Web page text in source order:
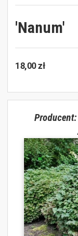
'Nanum'
18,00 zł